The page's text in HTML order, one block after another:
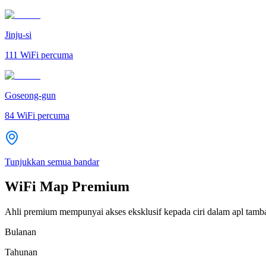
Jinju-si
111 WiFi percuma
Goseong-gun
84 WiFi percuma
Tunjukkan semua bandar
WiFi Map Premium
Ahli premium mempunyai akses eksklusif kepada ciri dalam apl
Bulanan
Tahunan